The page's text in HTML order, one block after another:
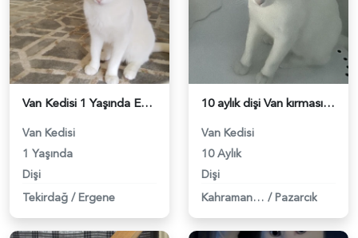
Van Kedisi 1 Yaşında Eş Arıyor - 118983422
Van Kedisi
1 Yaşında
Dişi
Tekirdağ / Ergene
10 aylık dişi Van kırması kedime çiftleşmek için sağlıklı ve aşılı eş arıyoruz. - 118983164
Van Kedisi
10 Aylık
Dişi
Kahramanmaraş / Pazarcık